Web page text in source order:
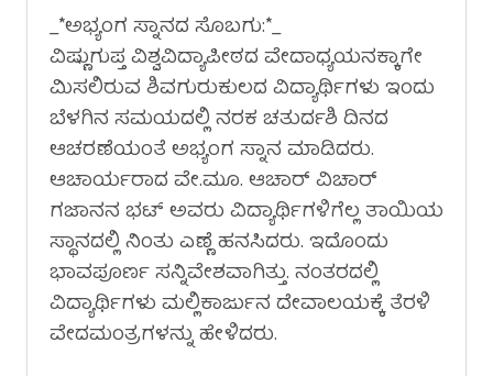
_*ಅಭ್ಯಂಗ ಸ್ನಾನದ ಸೊಬಗು:*_
ವಿಷ್ಣುಗುಪ್ತ ವಿಶ್ವವಿದ್ಯಾಪೀಠದ ವೇದಾಧ್ಯಯನಕ್ಕಾಗೇ
ಮಿಸಲಿರುವ ಶಿವಗುರುಕುಲದ ವಿದ್ಯಾರ್ಥಿಗಳು ಇಂದು
ಬೆಳಗಿನ ಸಮಯದಲ್ಲಿ ನರಕ ಚತುರ್ದಶಿ ದಿನದ
ಆಚರಣೆಯಂತೆ ಅಭ್ಯಂಗ ಸ್ನಾನ ಮಾಡಿದರು.
ಆಚಾರ್ಯರಾದ ವೇ.ಮೂ. ಆಚಾರ್ ವಿಚಾರ್
ಗಜಾನನ ಭಟ್ ಅವರು ವಿದ್ಯಾರ್ಥಿಗಳಿಗೆಲ್ಲ ತಾಯಿಯ
ಸ್ಥಾನದಲ್ಲಿ ನಿಂತು ಎಣ್ಣೆ ಹನಸಿದರು. ಇದೊಂದು
ಭಾವಪೂರ್ಣ ಸನ್ನಿವೇಶವಾಗಿತ್ತು‌‌‌. ನಂತರದಲ್ಲಿ
ವಿದ್ಯಾರ್ಥಿಗಳು ಮಲ್ಲಿಕಾರ್ಜುನ ದೇವಾಲಯಕ್ಕೆ ತೆರಳಿ
ವೇದಮಂತ್ರಗಳನ್ನು ಹೇಳಿದರು.